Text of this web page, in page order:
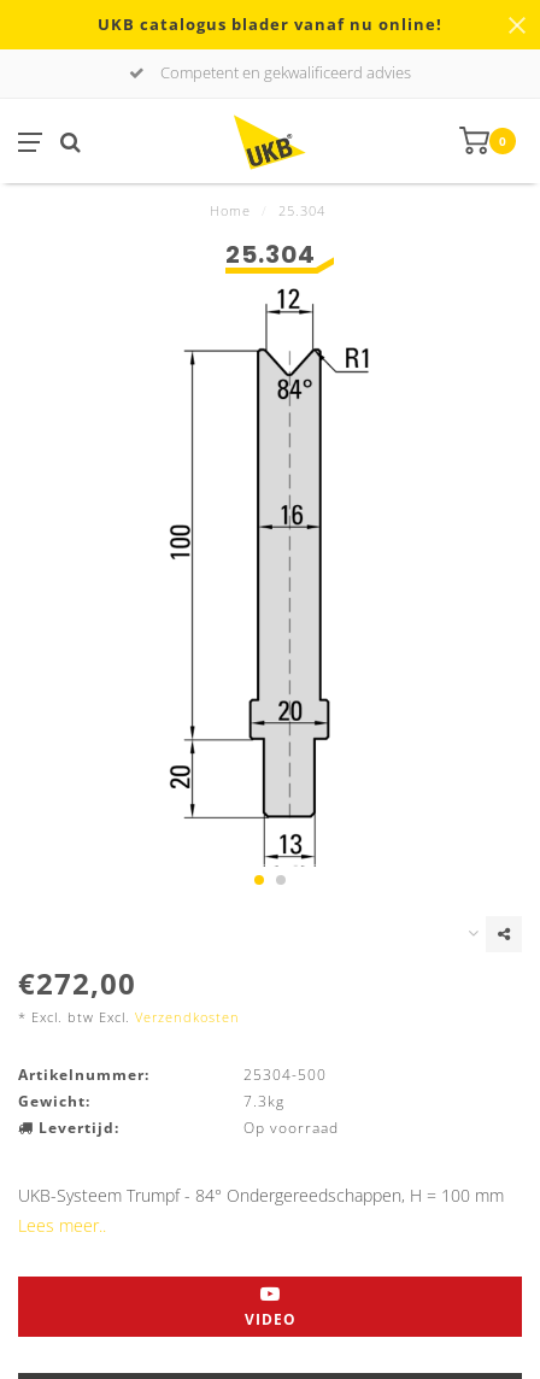
UKB catalogus blader vanaf nu online!
Competent en gekwalificeerd advies
0
Home 25.304
25.304
€272,00
* Excl. btw Excl. Verzendkosten
Artikelnummer:
25304-500
Gewicht:
7.3kg
Levertijd:
Op voorraad
UKB-Systeem Trumpf - 84° Ondergereedschappen, H = 100 mm
Lees meer..
VIDEO